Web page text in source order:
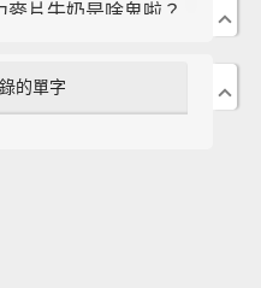
片牛奶是啥鬼啦？
tell. Wait a minute!
的單字